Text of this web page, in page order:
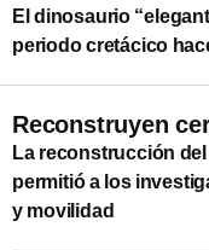
El dinosaurio
periodo cretácico
Reconstruyen
La reconstrucción
permitió a los
y movilidad